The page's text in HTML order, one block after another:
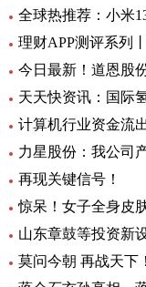
全球热推荐：小米
再现关键信号！
山东章鼓等投资新